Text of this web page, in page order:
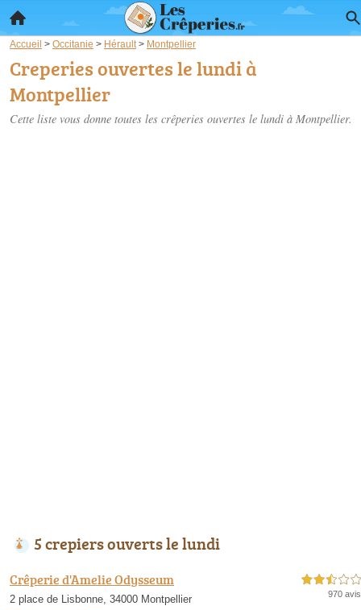
Accueil > Occitanie > Hérault > Montpellier
Creperies ouvertes le lundi à
Montpellier
Cette liste vous donne toutes les crêperies ouvertes le lundi à Montpellier.
5 crepiers ouverts le lundi
Crêperie d'Amelie Odysseum
2 place de Lisbonne, 34000 Montpellier
2,5 étoiles sur 5
970 avis